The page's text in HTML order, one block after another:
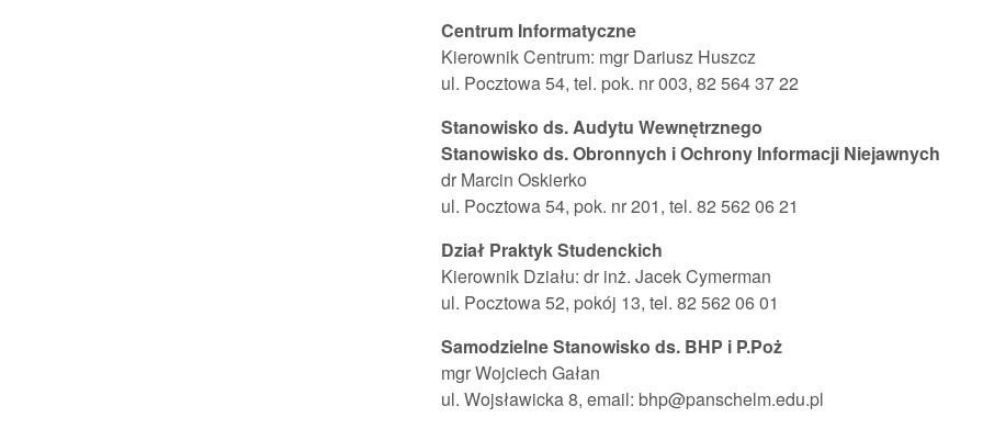
Centrum Informatyczne
Kierownik Centrum: mgr Dariusz Huszcz
ul. Pocztowa 54, tel. pok. nr 003, 82 564 37 22
Stanowisko ds. Audytu Wewnętrznego
Stanowisko ds. Obronnych i Ochrony Informacji Niejawnych
dr Marcin Oskierko
ul. Pocztowa 54, pok. nr 201, tel. 82 562 06 21
Dział Praktyk Studenckich
Kierownik Działu: dr inż. Jacek Cymerman
ul. Pocztowa 52, pokój 13, tel. 82 562 06 01
Samodzielne Stanowisko ds. BHP i P.Poż
mgr Wojciech Gałan
ul. Wojsławicka 8, email: bhp@panschelm.edu.pl